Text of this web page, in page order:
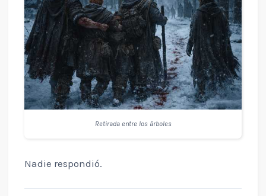
Retirada entre los árboles
Nadie respondió.